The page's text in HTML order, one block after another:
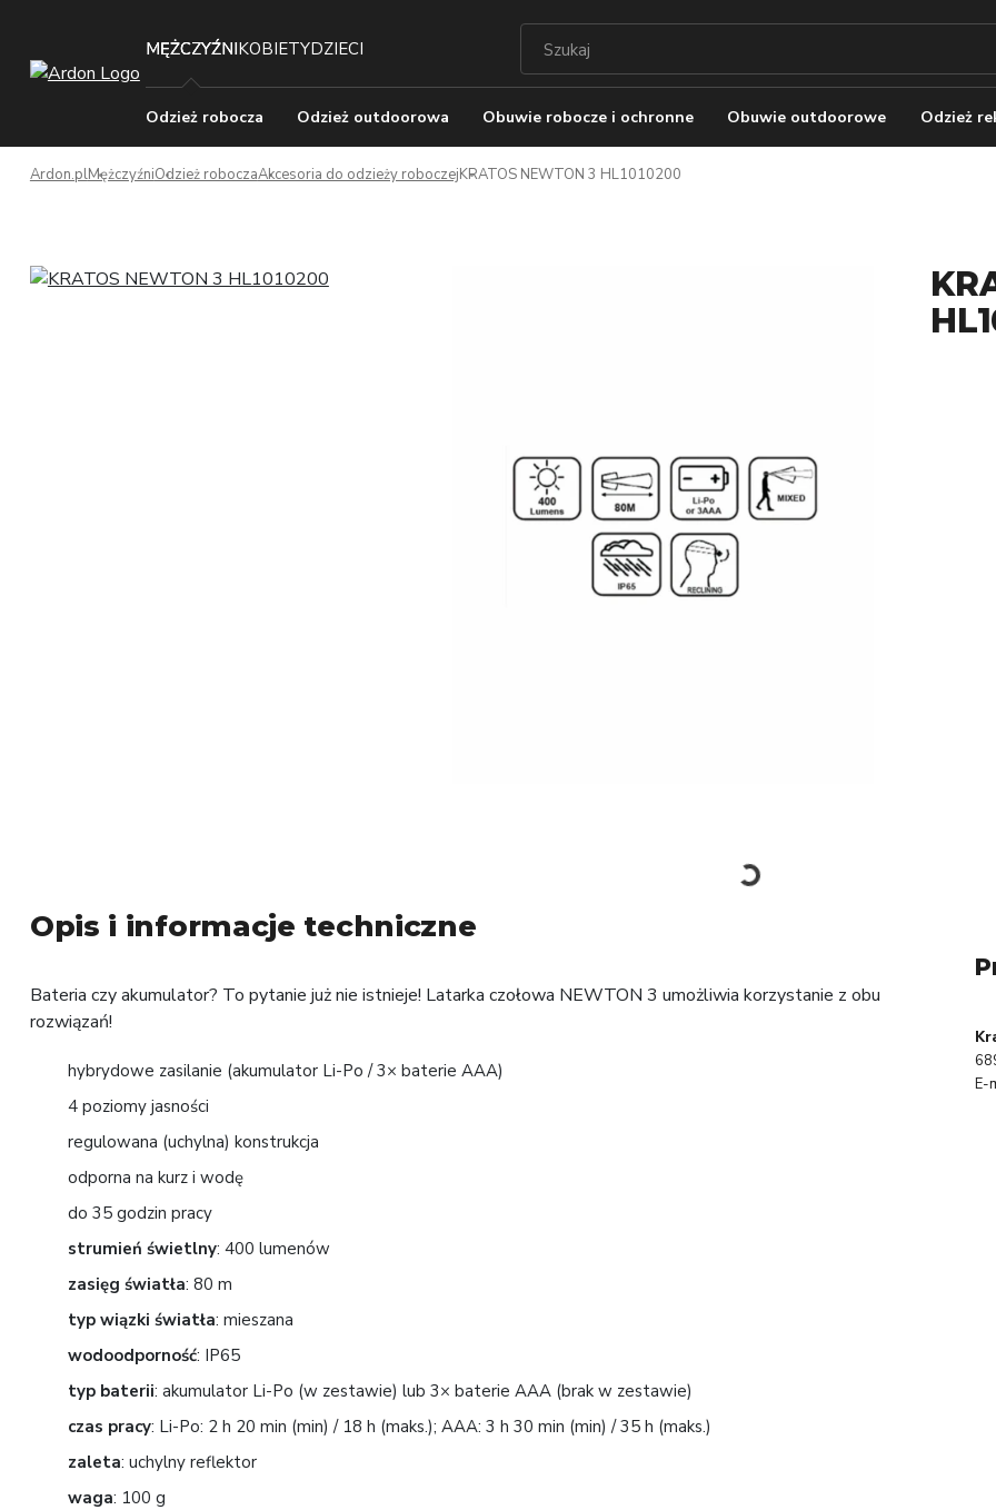
MĘŻCZYŹNIKOBIETYDZIECI
Odzież robocza Odzież outdoorowa Obuwie robocze i ochronne Obuwie outdoorowe Odzież
Ardon.plMężczyźniOdzież roboczaAkcesoria do odzieży roboczejKRATOS NEWTON 3 HL1010200
Opis i informacje techniczne
Bateria czy akumulator? To pytanie już nie istnieje! Latarka czołowa NEWTON 3 umożliwia korzystanie z obu
rozwiązań!
hybrydowe zasilanie (akumulator Li-Po / 3× baterie AAA)
4 poziomy jasności
regulowana (uchylna) konstrukcja
odporna na kurz i wodę
do 35 godzin pracy
strumień świetlny: 400 lumenów
zasięg światła: 80 m
typ wiązki światła: mieszana
wodoodporność: IP65
typ baterii: akumulator Li-Po (w zestawie) lub 3× baterie AAA (brak w zestawie)
czas pracy: Li-Po: 2 h 20 min (min) / 18 h (maks.); AAA: 3 h 30 min (min) / 35 h (maks.)
zaleta: uchylny reflektor
waga: 100 g
E-